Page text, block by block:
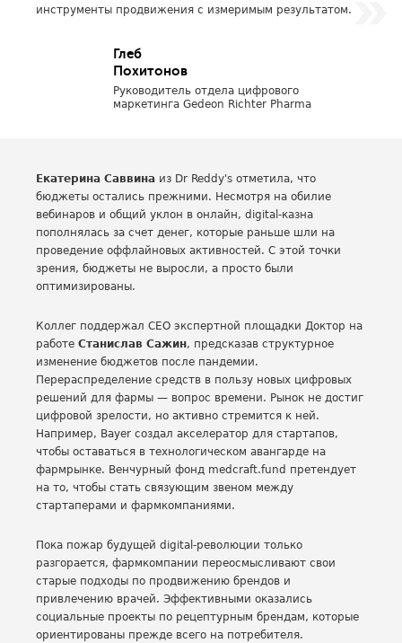
инструменты продвижения с измеримым результатом.
Глеб
Похитонов
Руководитель отдела цифрового
маркетинга Gedeon Richter Pharma
Екатерина Саввина из Dr Reddy's отметила, что
бюджеты остались прежними. Несмотря на обилие
вебинаров и общий уклон в онлайн, digital-казна
пополнялась за счет денег, которые раньше шли на
проведение оффлайновых активностей. С этой точки
зрения, бюджеты не выросли, а просто были
оптимизированы.
Коллег поддержал CEO экспертной площадки Доктор на
работе Станислав Сажин, предсказав структурное
изменение бюджетов после пандемии.
Перераспределение средств в пользу новых цифровых
решений для фармы —­ вопрос времени. Рынок не достиг
цифровой зрелости, но активно стремится к ней.
Например, Bayer создал акселератор для стартапов,
чтобы оставаться в технологическом авангарде на
фармрынке. Венчурный фонд medcraft.fund претендует
на то, чтобы стать связующим звеном между
стартаперами и фармкомпаниями.
Пока пожар будущей digital-революции только
разгорается, фармкомпании переосмысливают свои
старые подходы по продвижению брендов и
привлечению врачей. Эффективными оказались
социальные проекты по рецептурным брендам, которые
ориентированы прежде всего на потребителя.